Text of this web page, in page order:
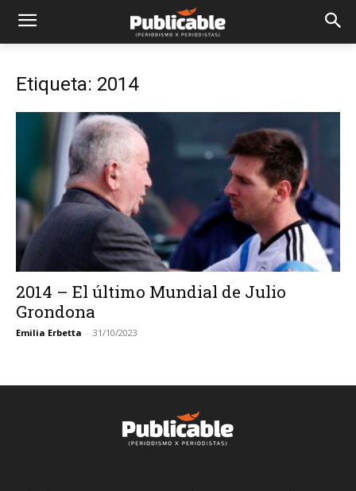
Etiqueta: 2014
2014 – El último Mundial de Julio
Grondona
Emilia Erbetta - 31/10/2023